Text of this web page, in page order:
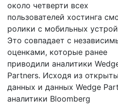
около четверти всех
пользователей хостинга
ролики с мобильных
Это совпадает с
оценками, которые ранее
приводили аналитики
Partners. Исходя из
данных и данных Wedge
аналитики Bloomberg